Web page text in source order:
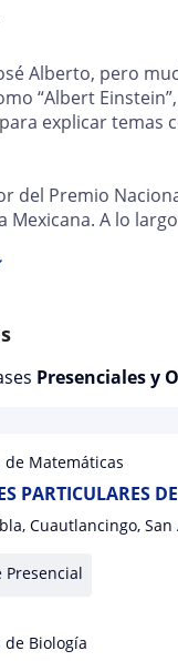
Alberto, pero
“Albert
explicar temas
del Premio
Mexicana. A lo
Presenciales y
de Matemáticas
PARTICULARES
Secundaria,
Cuautlancingo,
Presencial
de Biología